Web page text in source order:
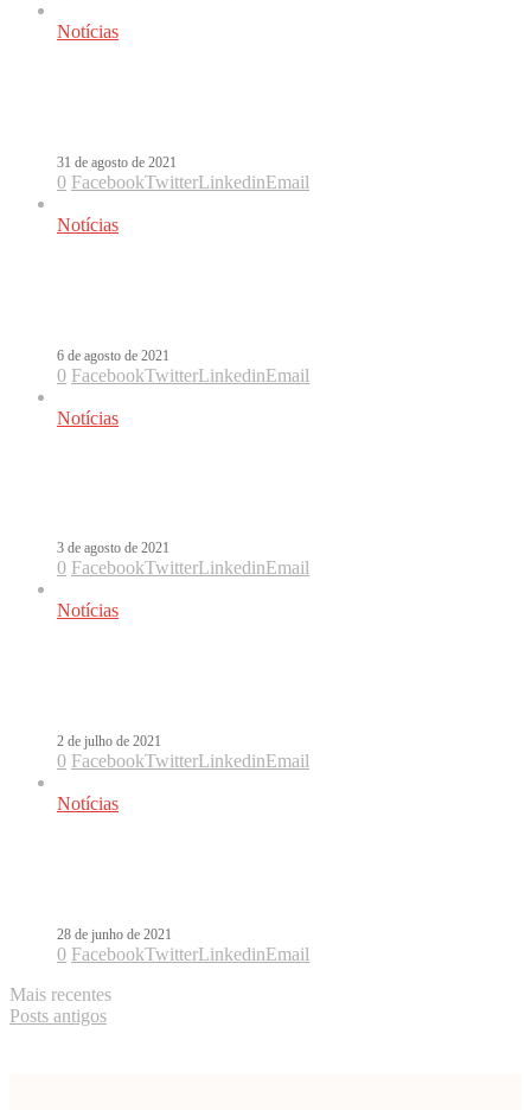
Notícias
31 de agosto de 2021
0 FacebookTwitterLinkedinEmail
Notícias
6 de agosto de 2021
0 FacebookTwitterLinkedinEmail
Notícias
3 de agosto de 2021
0 FacebookTwitterLinkedinEmail
Notícias
2 de julho de 2021
0 FacebookTwitterLinkedinEmail
Notícias
28 de junho de 2021
0 FacebookTwitterLinkedinEmail
Mais recentes
Posts antigos